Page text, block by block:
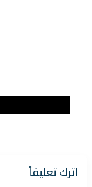
اترك تعليقاً